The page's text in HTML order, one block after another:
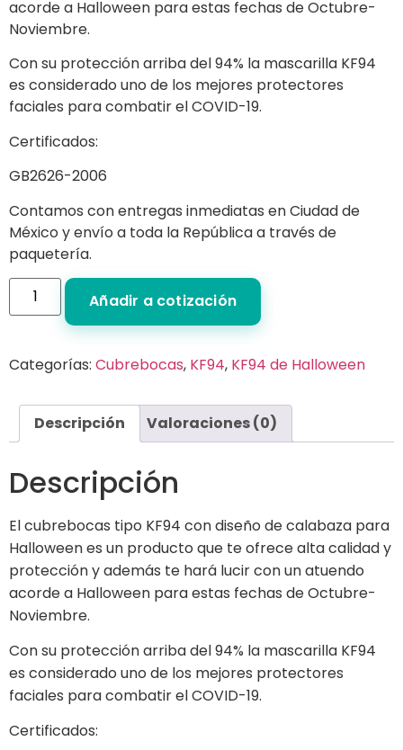
acorde a Halloween para estas fechas de Octubre-
Noviembre.
Con su protección arriba del 94% la mascarilla KF94
es considerado uno de los mejores protectores
faciales para combatir el COVID-19.
Certificados:
GB2626-2006
Contamos con entregas inmediatas en Ciudad de
México y envío a toda la República a través de
paquetería.
Añadir a cotización
Categorías: Cubrebocas, KF94, KF94 de Halloween
Descripción Valoraciones (0)
Descripción
El cubrebocas tipo KF94 con diseño de calabaza para
Halloween es un producto que te ofrece alta calidad y
protección y además te hará lucir con un atuendo
acorde a Halloween para estas fechas de Octubre-
Noviembre.
Con su protección arriba del 94% la mascarilla KF94
es considerado uno de los mejores protectores
faciales para combatir el COVID-19.
Certificados: